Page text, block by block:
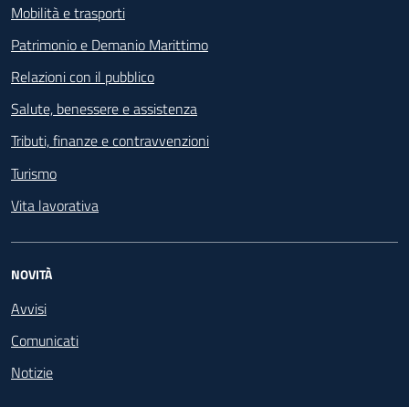
Mobilità e trasporti
Patrimonio e Demanio Marittimo
Relazioni con il pubblico
Salute, benessere e assistenza
Tributi, finanze e contravvenzioni
Turismo
Vita lavorativa
NOVITÀ
Avvisi
Comunicati
Notizie